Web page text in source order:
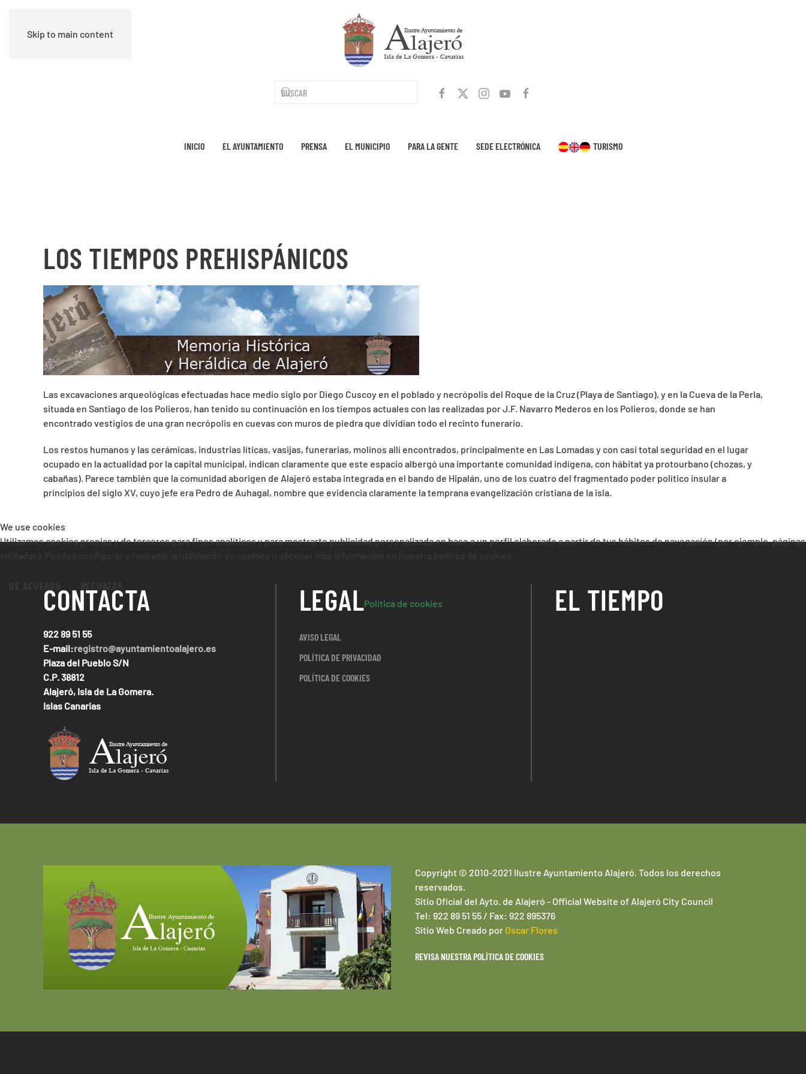
Skip to main content
INICIO EL AYUNTAMIENTO PRENSA EL MUNICIPIO PARA LA GENTE SEDE ELECTRÓNICA TURISMO
LOS TIEMPOS PREHISPÁNICOS
Las excavaciones arqueológicas efectuadas hace medio siglo por Diego Cuscoy en el poblado y necrópolis del Roque de la Cruz (Playa de Santiago), y en la Cueva de la Perla,
situada en Santiago de los Polieros, han tenido su continuación en los tiempos actuales con las realizadas por J.F. Navarro Mederos en los Polieros, donde se han
encontrado vestigios de una gran necrópolis en cuevas con muros de piedra que dividían todo el recinto funerario.
Los restos humanos y las cerámicas, industrias líticas, vasijas, funerarias, molinos allí encontrados, principalmente en Las Lomadas y con casi total seguridad en el lugar
ocupado en la actualidad por la capital municipal, indican claramente que este espacio albergó una importante comunidad indígena, con hábitat ya protourbano (chozas, y
cabañas). Parece también que la comunidad aborigen de Alajeró estaba integrada en el bando de Hipalán, uno de los cuatro del fragmentado poder político insular a
principios del siglo XV, cuyo jefe era Pedro de Auhagal, nombre que evidencia claramente la temprana evangelización cristiana de la isla.
CONTACTA
922 89 51 55
E-mail:registro@ayuntamientoalajero.es
Plaza del Pueblo S/N
C.P. 38812
Alajeró, Isla de La Gomera.
Islas Canarias
LEGAL
AVISO LEGAL
POLÍTICA DE PRIVACIDAD
POLÍTICA DE COOKIES
EL TIEMPO
Copyright © 2010-2021 Ilustre Ayuntamiento Alajeró. Todos los derechos
reservados.
Sitio Oficial del Ayto. de Alajeró - Official Website of Alajeró City Council
Tel: 922 89 51 55 / Fax: 922 895376
Sitio Web Creado por Oscar Flores
REVISA NUESTRA POLÍTICA DE COOKIES
We use cookies
Utilizamos cookies propias y de terceros para fines analíticos y para mostrarte publicidad personalizada en base a un perfil elaborado a partir de tus hábitos de navegación (por ejemplo, páginas
Política de cookies